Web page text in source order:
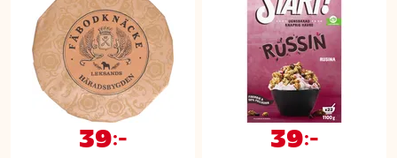
39:- 39:-